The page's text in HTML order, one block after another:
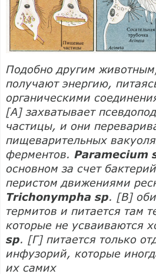
Подобно другим
получают энергию,
органическими
[А] захватывает
частицы, и они
пищеварительных
ферментов. Paramecium
основном за счет
перистом движениями
Trichonympha sp. [В]
термитов и питается там
которые не усваиваются
sp. [Г] питается только
инфузорий, которые
их самих